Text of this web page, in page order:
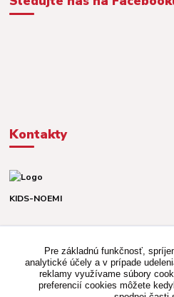
Kontakty
KIDS-NOEMI
(Po-Pia, 8-16 hod.)
kidsnoemi.shop@gmail.com
Pre základnú funkčnosť,
analytické účely a v prípade
reklamy využívame súbory
preferencií cookies môžete